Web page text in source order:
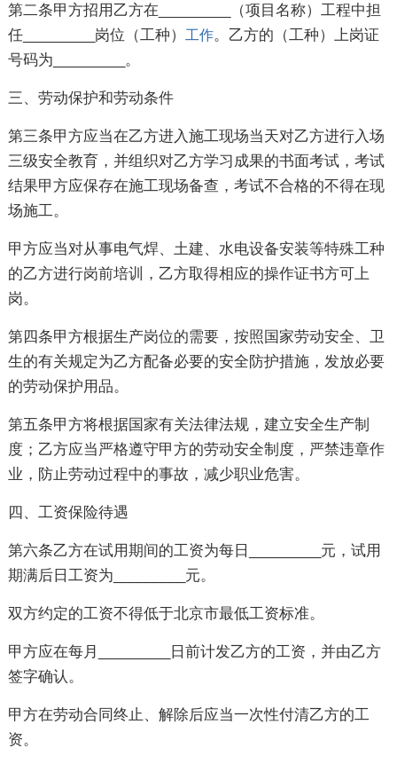
第二条甲方招用乙方在_________（项目名称）工程中担
任_________岗位（工种）
工作。乙方的（工种）上岗证
号码为_________。
三、劳动保护和劳动条件
第三条甲方应当在乙方进入施工现场当天对乙方进行入场
三级安全教育，并组织对乙方学习成果的书面考试，考试
结果甲方应保存在施工现场备查，考试不合格的不得在现
场施工。
甲方应当对从事电气焊、土建、水电设备安装等特殊工种
的乙方进行岗前培训，乙方取得相应的操作证书方可上
岗。
第四条甲方根据生产岗位的需要，按照国家劳动安全、卫
生的有关规定为乙方配备必要的安全防护措施，发放必要
的劳动保护用品。
第五条甲方将根据国家有关法律法规，建立安全生产制
度；乙方应当严格遵守甲方的劳动安全制度，严禁违章作
业，防止劳动过程中的事故，减少职业危害。
四、工资保险待遇
第六条乙方在试用期间的工资为每日_________元，试用
期满后日工资为_________元。
双方约定的工资不得低于北京市最低工资标准。
甲方应在每月_________日前计发乙方的工资，并由乙方
签字确认。
甲方在劳动合同终止、解除后应当一次性付清乙方的工
资。